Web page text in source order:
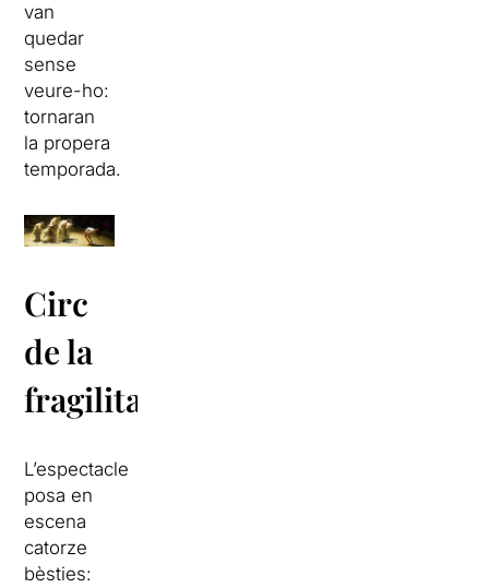
van
quedar
sense
veure-ho:
tornaran
la propera
temporada.
Circ
de la
fragilitat
L’espectacle
posa en
escena
catorze
bèsties: